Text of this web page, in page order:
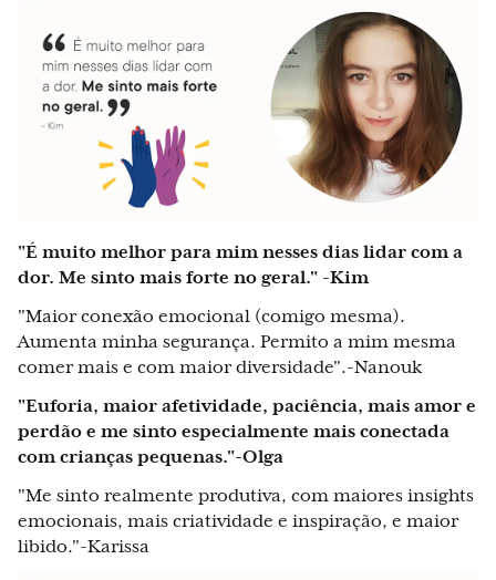
"É muito melhor para mim nesses dias lidar com a
dor. Me sinto mais forte no geral." -Kim
"Maior conexão emocional (comigo mesma).
Aumenta minha segurança. Permito a mim mesma
comer mais e com maior diversidade".-Nanouk
"Euforia, maior afetividade, paciência, mais amor e
perdão e me sinto especialmente mais conectada
com crianças pequenas."-Olga
"Me sinto realmente produtiva, com maiores insights
emocionais, mais criatividade e inspiração, e maior
libido."-Karissa